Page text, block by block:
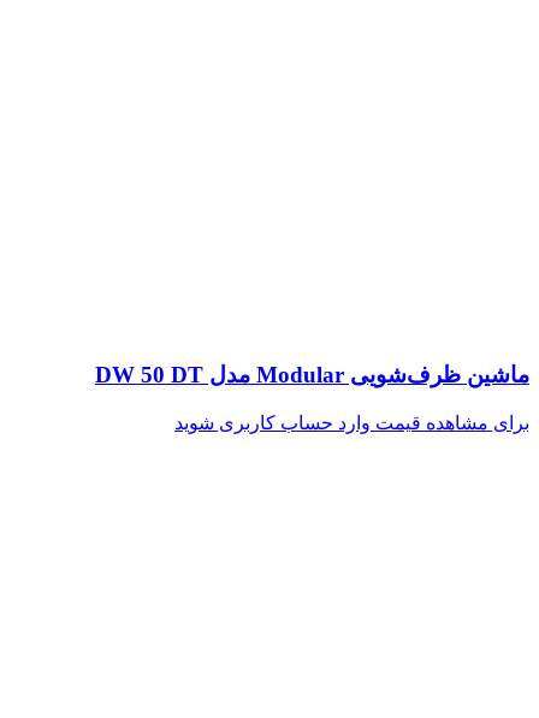
ماشین ظرف‌شویی Modular مدل DW 50 DT
برای مشاهده قیمت وارد حساب کاربری شوید